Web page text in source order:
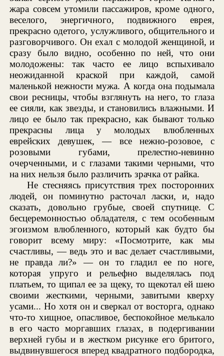
жара совсем утомили пассажиров, кроме одного,
веселого, энергичного, подвижного еврея,
прекрасно одетого, услужливого, общительного и
разговорчивого. Он ехал с молодой женщиной, и
сразу было видно, особенно по ней, что они
молодожены: так часто ее лицо вспыхивало
неожиданной краской при каждой, самой
маленькой нежности мужа. А когда она подымала
свои ресницы, чтобы взглянуть на него, то глаза
ее сияли, как звезды, и становились влажными. И
лицо ее было так прекрасно, как бывают только
прекрасны лица у молодых влюбленных
еврейских девушек, — все нежно-розовое, с
розовыми губами, прелестно-невинно
очерченными, и с глазами такими черными, что
на них нельзя было различить зрачка от райка.
Не стесняясь присутствия трех посторонних
людей, он поминутно расточал ласки, и, надо
сказать, довольно грубые, своей спутнице. С
бесцеремонностью обладателя, с тем особенным
эгоизмом влюбленного, который как будто бы
говорит всему миру: «Посмотрите, как мы
счастливы, — ведь это и вас делает счастливыми,
не правда ли?» — он то гладил ее по ноге,
которая упруго и рельефно выделялась под
платьем, то щипал ее за щеку, то щекотал ей шею
своими жесткими, черными, завитыми кверху
усами... Но хотя он и сверкал от восторга, однако
что-то хищное, опасливое, беспокойное мелькало
в его часто моргавших глазах, в подергивании
верхней губы и в жестком рисунке его бритого,
выдвинувшегося вперед квадратного подбородка,